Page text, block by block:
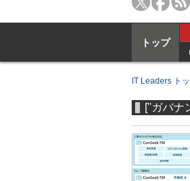
トップ
IT Leaders ト
["ガバナ